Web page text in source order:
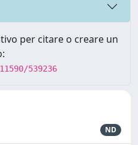
per citare o creare un
539236
ND